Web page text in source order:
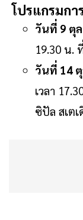
โปรแกรมก
วันที่ 9 ตุ
19.30 น.
วันที่ 14
เวลา
ซิปัล สเต